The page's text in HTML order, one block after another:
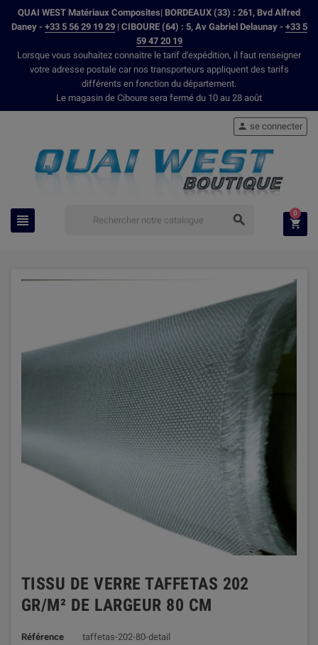
QUAI WEST Matériaux Composites| BORDEAUX (33) : 261, Bvd Alfred
Daney - +33 5 56 29 19 29| CIBOURE (64) : 5, Av Gabriel Delaunay - +33 5
59 47 20 19
Lorsque vous souhaitez connaitre le tarif d'expédition, il faut renseigner
votre adresse postale car nos transporteurs appliquent des tarifs
différents en fonction du département.
Le magasin de Ciboure sera fermé du 10 au 28 août
 
 se connecter

0
TISSU DE VERRE TAFFETAS 202
GR/M² DE LARGEUR 80 CM
Référence
taffetas-202-80-detail